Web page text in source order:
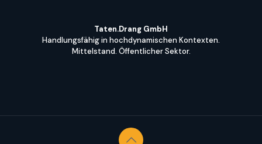
Taten.Drang GmbH
Handlungsfähig in hochdynamischen Kontexten.
Mittelstand. Öffentlicher Sektor.